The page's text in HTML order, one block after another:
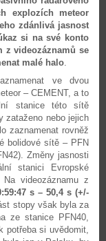
explozích meteor
zdánlivá jasnost
si na své konto
z videozáznamů se
malé halo.
ve dvou
– CEMENT, a to
stanice této sítě
zataženo nebo jejich
zaznamenat rovněž
bolidové sítě – PFN
Změny jasnosti
stanici Evropské
videozáznamu z
s– 50,4 s (+/-
stopy však byla za
ze stanice PFN40,
potřeba si uvědomit,